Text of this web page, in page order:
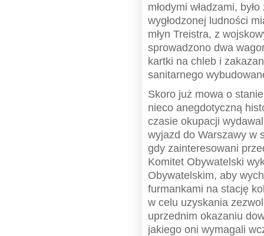
młodymi władzami,
wygłodzonej ludności
młyn Treistra, z
sprowadzono dwa
kartki na chleb i
sanitarnego
Skoro już mowa o
nieco anegdotyczną
czasie okupacji
wyjazd do Warszawy w
gdy zainteresowani
Komitet Obywatelski
Obywatelskim, aby
furmankami na stację
w celu uzyskania
uprzednim okazaniu
jakiego oni wymagali